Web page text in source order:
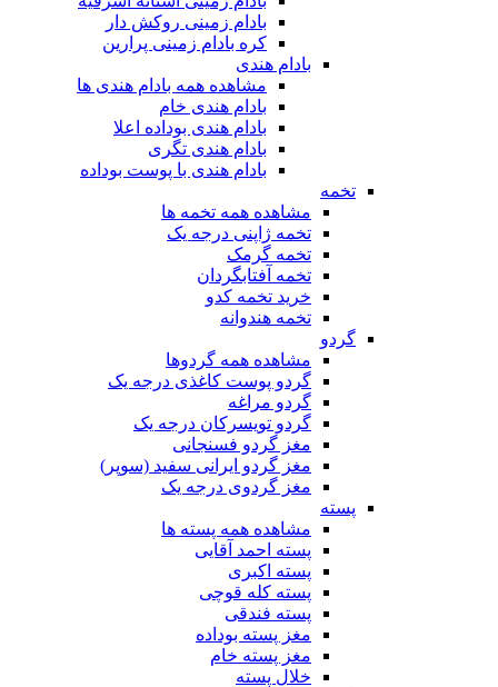
بادام زمینی روکش دار
کره بادام زمینی پرارین
بادام هندی
مشاهده همه بادام هندی ها
بادام هندی خام
بادام هندی بوداده اعلا
بادام هندی تگری
بادام هندی با پوست بوداده
تخمه
مشاهده همه تخمه ها
تخمه ژاپنی درجه یک
تخمه گرمک
تخمه آفتابگردان
خرید تخمه کدو
تخمه هندوانه
گردو
مشاهده همه گردوها
گردو پوست کاغذی درجه یک
گردو مراغه
گردو تویسرکان درجه یک
مغز گردو فسنجانی
مغز گردو ایرانی سفید (سوپر)
مغز گردوی درجه یک
پسته
مشاهده همه پسته ها
پسته احمد آقایی
پسته اکبری
پسته کله قوچی
پسته فندقی
مغز پسته بوداده
مغز پسته خام
خلال پسته